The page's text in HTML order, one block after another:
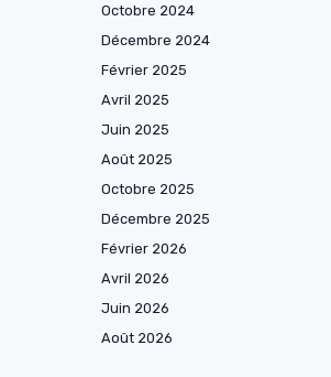
Octobre 2024
Décembre 2024
Février 2025
Avril 2025
Juin 2025
Août 2025
Octobre 2025
Décembre 2025
Février 2026
Avril 2026
Juin 2026
Août 2026